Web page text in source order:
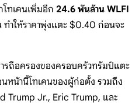
ทเคนเพิ่มอีก 24.6 พันล้าน WLFI
ทำให้ราคาพุ่งแตะ $0.40 ก่อนจะ
รถือครองของครอบครัวทรัมป์แตะ
หน้านี้โทเคนของผู้ก่อตั้ง รวมถึง
Trump Jr., Eric Trump, และ